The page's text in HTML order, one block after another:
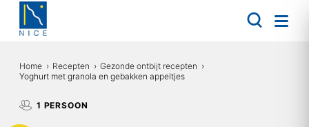
Overslaan
naar
inhoud
gaanKruimelpad
Home Recepten
Gezonde ontbijt recepten
Yoghurt met granola en gebakken appeltjes
1 PERSOON